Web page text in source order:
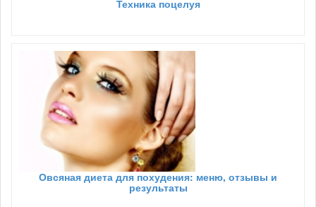
Техника поцелуя
Овсяная диета для похудения: меню, отзывы и
результаты